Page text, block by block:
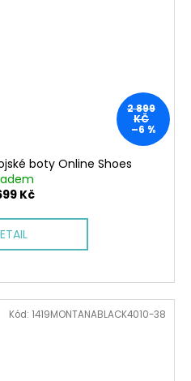
2 899
KČ
–6 %
boty Online Shoes
Kč
Kód: 1419MONTANABLACK4010-38